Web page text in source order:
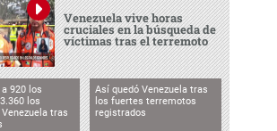
Venezuela vive horas
cruciales en la búsqueda de
víctimas tras el terremoto
920 los
los
tras
Así quedó Venezuela tras
los fuertes terremotos
registrados